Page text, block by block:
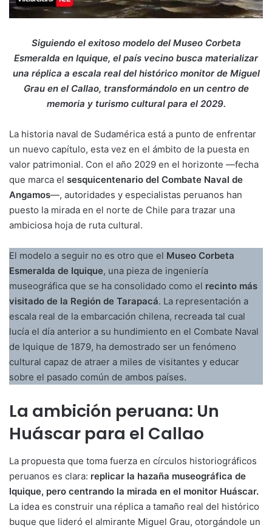
Siguiendo el exitoso modelo del Museo Corbeta
Esmeralda en Iquique, el país vecino busca materializar
una réplica a escala real del histórico monitor de Miguel
Grau en el Callao, transformándolo en un centro de
memoria y turismo cultural para el 2029.
La historia naval de Sudamérica está a punto de enfrentar
un nuevo capítulo, esta vez en el ámbito de la puesta en
valor patrimonial. Con el año 2029 en el horizonte —fecha
que marca el sesquicentenario del Combate Naval de
Angamos—, autoridades y especialistas peruanos han
puesto la mirada en el norte de Chile para trazar una
ambiciosa hoja de ruta cultural.
El modelo a seguir no es otro que el Museo Corbeta
Esmeralda de Iquique, una pieza de ingeniería
museográfica que se ha consolidado como el recinto más
visitado de la Región de Tarapacá. La representación a
escala real de la embarcación chilena, recreada tal cual
lucía el día anterior a su hundimiento en el Combate Naval
de Iquique de 1879, ha demostrado ser un fenómeno
cultural capaz de atraer a miles de visitantes y educar
sobre el pasado común de ambos países.
La ambición peruana: Un
Huáscar para el Callao
La propuesta que toma fuerza en círculos historiográficos
peruanos es clara: replicar la hazaña museográfica de
Iquique, pero centrando la mirada en el monitor Huáscar.
La idea es construir una réplica a tamaño real del histórico
buque que lideró el almirante Miguel Grau, otorgándole un